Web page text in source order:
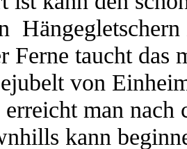
Ferne taucht das
von
man
kann